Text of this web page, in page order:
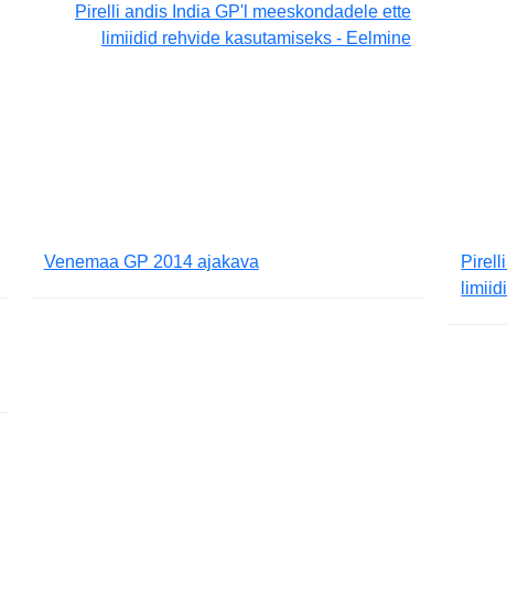
Pirelli andis India GP'l meeskondadele ette
limiidid rehvide kasutamiseks - Eelmine
Venemaa GP 2014 ajakava